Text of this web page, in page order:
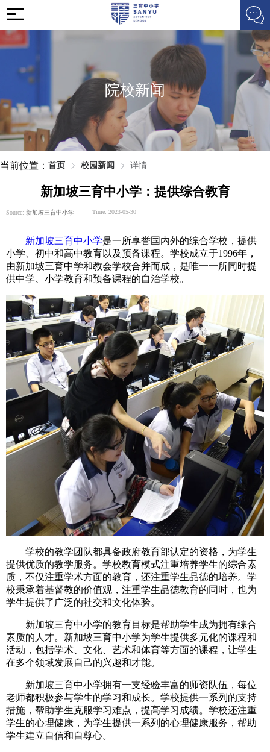
院校新闻
当前位置： 首页 校园新闻 详情
新加坡三育中小学：提供综合教育
Source: 新加坡三育中小学 Time: 2023-05-30
新加坡三育中小学是一所享誉国内外的综合学校，提供
小学、初中和高中教育以及预备课程。学校成立于1996年，
由新加坡三育中学和教会学校合并而成，是唯一一所同时提
供中学、小学教育和预备课程的自治学校。
学校的教学团队都具备政府教育部认定的资格，为学生
提供优质的教学服务。学校教育模式注重培养学生的综合素
质，不仅注重学术方面的教育，还注重学生品德的培养。学
校秉承着基督教的价值观，注重学生品德教育的同时，也为
学生提供了广泛的社交和文化体验。
新加坡三育中小学的教育目标是帮助学生成为拥有综合
素质的人才。新加坡三育中小学为学生提供多元化的课程和
活动，包括学术、文化、艺术和体育等方面的课程，让学生
在多个领域发展自己的兴趣和才能。
新加坡三育中小学拥有一支经验丰富的师资队伍，每位
老师都积极参与学生的学习和成长。学校提供一系列的支持
措施，帮助学生克服学习难点，提高学习成绩。学校还注重
学生的心理健康，为学生提供一系列的心理健康服务，帮助
学生建立自信和自尊心。